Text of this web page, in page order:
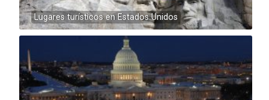
Lugares turísticos en Estados Unidos